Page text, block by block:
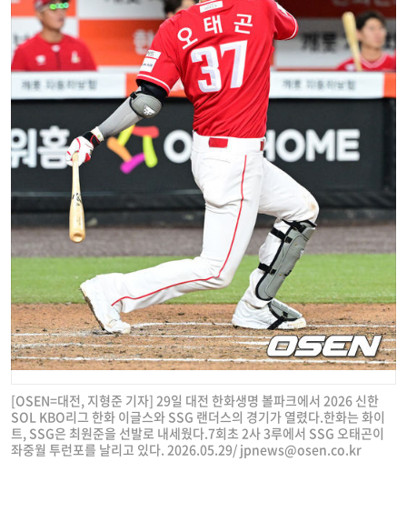
[OSEN=대전, 지형준 기자] 29일 대전 한화생명 볼파크에서 2026 신한
SOL KBO리그 한화 이글스와 SSG 랜더스의 경기가 열렸다.한화는 화이
트, SSG은 최원준을 선발로 내세웠다.7회초 2사 3루에서 SSG 오태곤이
좌중월 투런포를 날리고 있다. 2026.05.29/ jpnews@osen.co.kr